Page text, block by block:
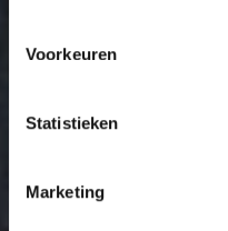
Voorkeuren
Statistieken
Marketing